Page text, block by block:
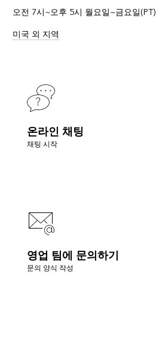
오전 7시~오후 5시 월요일~금요일(PT)
미국 외 지역
온라인 채팅
채팅 시작
영업 팀에 문의하기
문의 양식 작성